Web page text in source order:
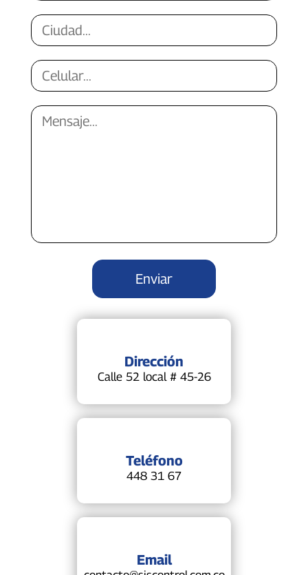
Dirección
Calle 52 local # 45-26
Teléfono
448 31 67
Email